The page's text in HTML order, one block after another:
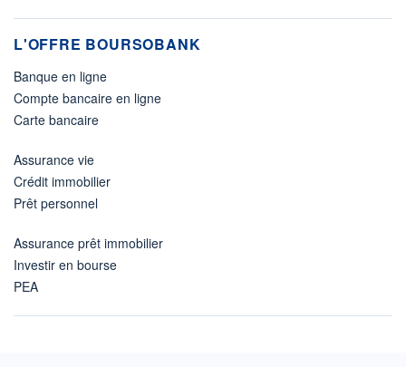
L'OFFRE BOURSOBANK
Banque en ligne
Compte bancaire en ligne
Carte bancaire
Assurance vie
Crédit immobilier
Prêt personnel
Assurance prêt immobilier
Investir en bourse
PEA